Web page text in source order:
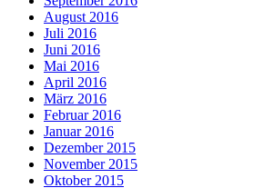
August 2016
Juli 2016
Juni 2016
Mai 2016
April 2016
März 2016
Februar 2016
Januar 2016
Dezember 2015
November 2015
Oktober 2015